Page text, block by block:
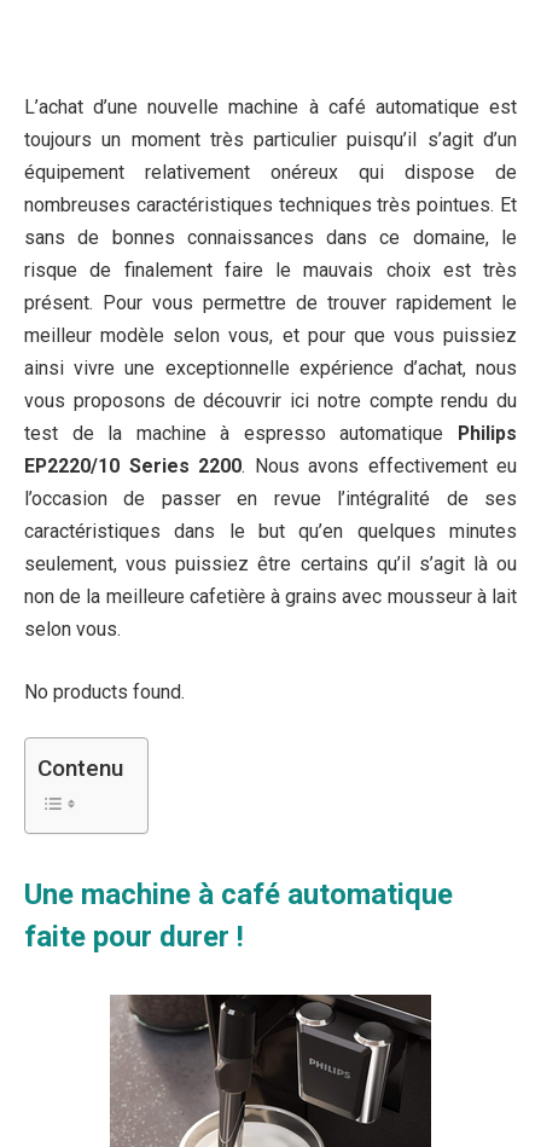
L’achat d’une nouvelle machine à café automatique est
toujours un moment très particulier puisqu’il s’agit d’un
équipement relativement onéreux qui dispose de
nombreuses caractéristiques techniques très pointues. Et
sans de bonnes connaissances dans ce domaine, le
risque de finalement faire le mauvais choix est très
présent. Pour vous permettre de trouver rapidement le
meilleur modèle selon vous, et pour que vous puissiez
ainsi vivre une exceptionnelle expérience d’achat, nous
vous proposons de découvrir ici notre compte rendu du
test de la machine à espresso automatique
Philips
EP2220/10 Series 2200. Nous avons effectivement eu
l’occasion de passer en revue l’intégralité de ses
caractéristiques dans le but qu’en quelques minutes
seulement, vous puissiez être certains qu’il s’agit là ou
non de la meilleure cafetière à grains avec mousseur à lait
selon vous.
No products found.
Contenu
Une machine à café automatique
faite pour durer !